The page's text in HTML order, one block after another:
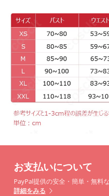
お支払いについて
PayPal提供の安全・簡単・無料
詳細をみる